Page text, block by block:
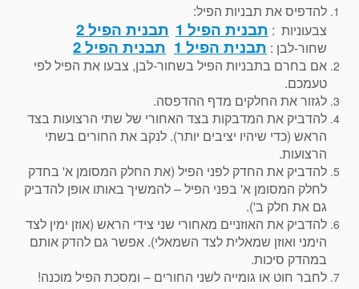
להדפיס את תבניות הפיל:
צבעוניות : תבנית הפיל 1 תבנית הפיל 2
שחור-לבן : תבנית הפיל 1 תבנית הפיל 2
אם בחרם בתבניות הפיל בשחור-לבן, צבעו את הפיל לפי
טעמכם.
לגזור את החלקים מדף ההדפסה.
להדביק את המדבקות בצד האחורי של שתי הרצועות בצד
הראש (כדי שיהיו יציבים יותר). לנקב את החורים בשתי
הרצועות.
להדביק את החדק לפני הפיל (את החלק המסומן א' בחדק
לחלק המסומן א' בפני הפיל – להמשיך באותו אופן להדביק
גם את חלק ב').
להדביק את האוזניים מאחורי שני צידי הראש (אוזן ימין לצד
הימני ואוזן שמאלית לצד השמאלי). אפשר גם להדק אותם
במהדק סיכות.
לחבר חוט או גומייה לשני החורים – ומסכת הפיל מוכנה!